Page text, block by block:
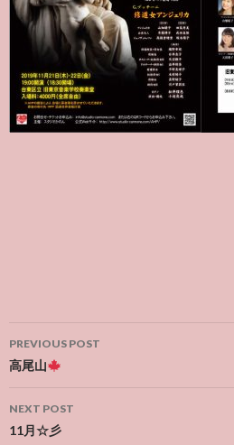
Post
navigation
PREVIOUS POST
高尾山
NEXT POST
11月☆彡